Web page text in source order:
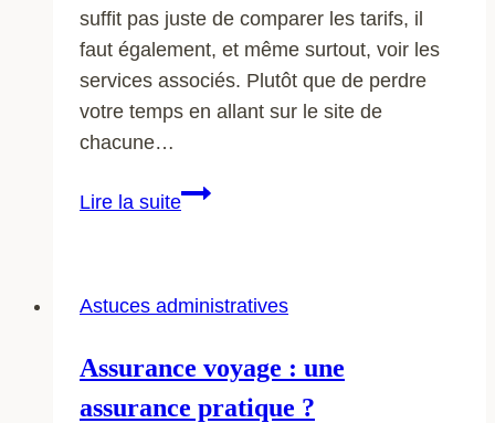
suffit pas juste de comparer les tarifs, il
faut également, et même surtout, voir les
services associés. Plutôt que de perdre
votre temps en allant sur le site de
chacune…
Lire la suiteÀ
servir
comparatif
de
Astuces administratives
Assurance voyage : une
assurance pratique ?